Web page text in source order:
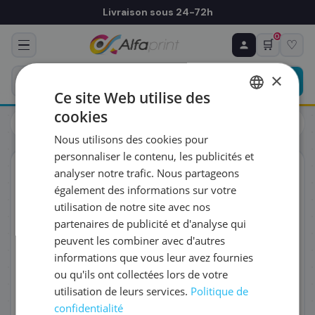
Livraison sous 24-72h
🛒
0
♡
Cartouches
Brother
ORIGINAL
♻ COMMANDE RÉCURRENTE
Prévoyez & économisez
Programmez votre prochain achat — notre équipe
vous prépare un devis personnalisé
RÉFÉRENCE DU PRODUIT
FRÉQUENCE
QUANTITÉ PAR LIVRAISON
DATE DE PREMIÈRE LIVRAISON SOUHAITÉE
×
Ce site Web utilise des
cookies
Nous utilisons des cookies pour
personnaliser le contenu, les publicités et
analyser notre trafic. Nous partageons
également des informations sur votre
utilisation de notre site avec nos
partenaires de publicité et d'analyse qui
peuvent les combiner avec d'autres
informations que vous leur avez fournies
ou qu'ils ont collectées lors de votre
utilisation de leurs services. Politique de
confidentialité